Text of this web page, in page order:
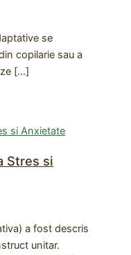
se
copilarie sau a
[…]
Stres si
a fost descris
unitar.